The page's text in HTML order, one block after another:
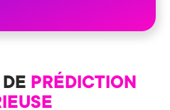
PRÉDICTION